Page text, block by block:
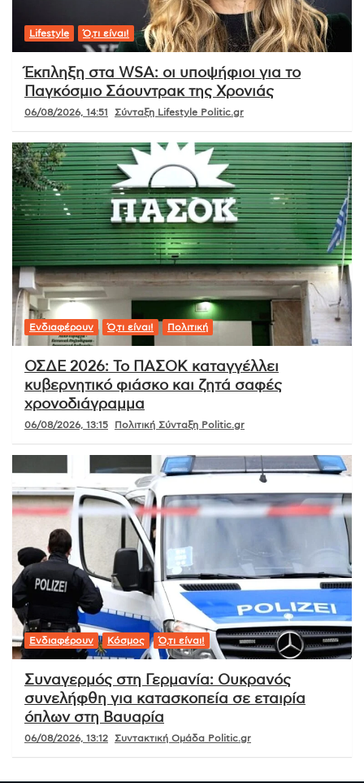
Lifestyle Ό,τι είναι!
Έκπληξη στα WSA: οι υποψήφιοι για το
Παγκόσμιο Σάουντρακ της Χρονιάς
06/08/2026, 14:51 Σύνταξη Lifestyle Politic.gr
Ενδιαφέρουν Ό,τι είναι! Πολιτική
ΟΣΔΕ 2026: Το ΠΑΣΟΚ καταγγέλλει
κυβερνητικό φιάσκο και ζητά σαφές
χρονοδιάγραμμα
06/08/2026, 13:15 Πολιτική Σύνταξη Politic.gr
Ενδιαφέρουν Κόσμος Ό,τι είναι!
Συναγερμός στη Γερμανία: Ουκρανός
συνελήφθη για κατασκοπεία σε εταιρία
όπλων στη Βαυαρία
06/08/2026, 13:12 Συντακτική Ομάδα Politic.gr